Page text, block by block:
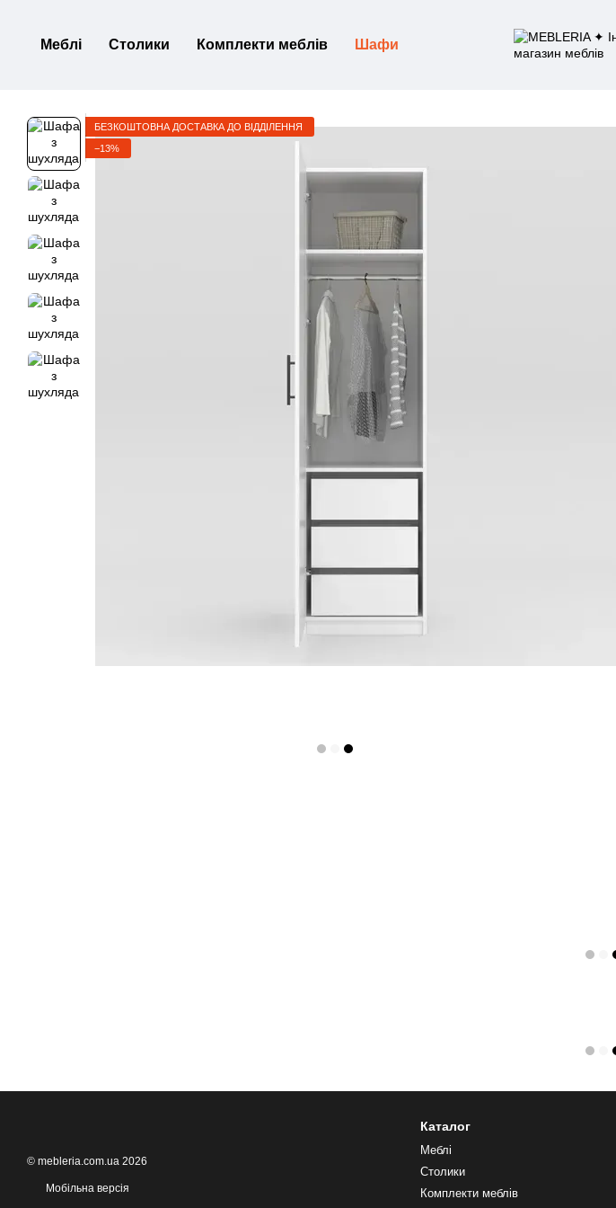
Меблі Столики Комплекти меблів Шафи
БЕЗКОШТОВНА ДОСТАВКА ДО ВІДДІЛЕННЯ
−13%
© mebleria.com.ua 2026
Мобільна версія
Каталог
Меблі
Столики
Комплекти меблів